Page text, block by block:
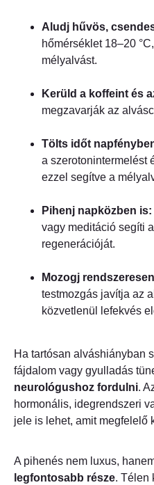
Aludj hűvös,
hőmérséklet 18–20
mélyalvást.
Kerüld a koffeint és
megzavarják az
Tölts időt
a szerotonintermelést
ezzel segítve a
Pihenj napközben is:
vagy meditáció segíti
regenerációját.
Mozogj
testmozgás javítja az
közvetlenül lefekvés
Ha tartósan alváshiányban
fájdalom vagy gyulladás
neurológushoz fordulni.
hormonális, idegrendszeri
jele is lehet, amit megfelelő
A pihenés nem luxus,
legfontosabb része. Télen